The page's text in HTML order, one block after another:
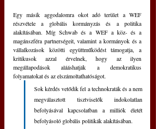
Egy másik aggodalomra okot adó terület a WEF
részvétele a globális kormányzás és a politika
alakításában. Míg Schwab és a WEF a köz- és a
magánszféra partnerségeit, valamint a kormányok és a
vállalkozások közötti együttműködést támogatja, a
kritikusok azzal érvelnek, hogy az ilyen
megállapodások alááshatják a demokratikus
folyamatokat és az elszámoltathatóságot.
Sok kérdés vetődik fel a technokraták és a nem
megválasztott tisztviselők indokolatlan
befolyásával kapcsolatban a milliók életét
befolyásoló globális politikák alakításában.